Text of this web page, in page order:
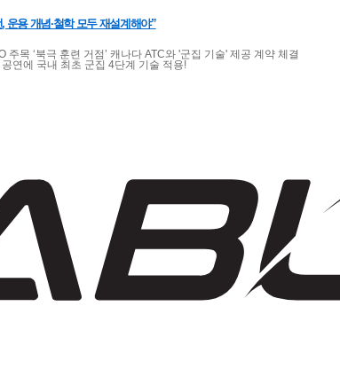
운용 개념·철학 모두 재설계해야”
주목 ‘북극 훈련 거점’ 캐나다 ATC와 '군집 기술' 제공 계약 체결
연에 국내 최초 군집 4단계 기술 적용!